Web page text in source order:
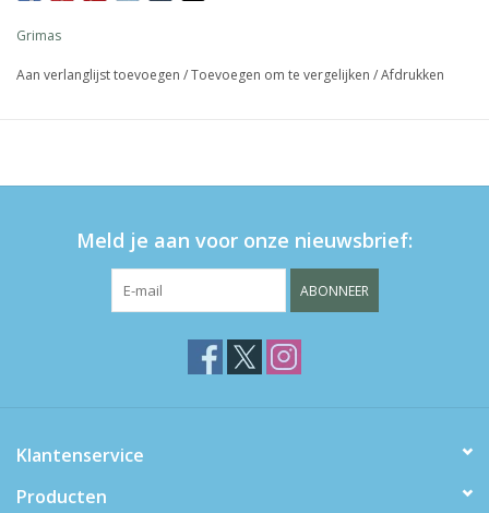
Grimas
Aan verlanglijst toevoegen /Toevoegen om te vergelijken /Afdrukken
Meld je aan voor onze nieuwsbrief:
ABONNEER
Klantenservice
Producten